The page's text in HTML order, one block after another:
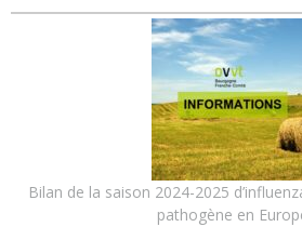
Bilan de la saison 2024-2025
pathogène en